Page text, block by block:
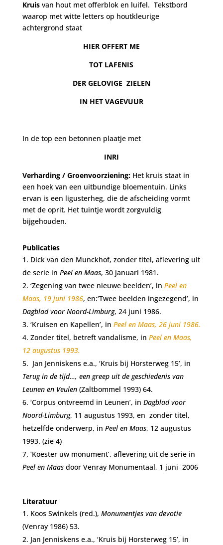
Kruisvan hout met offerblok en luifel. Tekstbord
waarop met witte letters op houtkleurige
achtergrond staat
HIER OFFERT ME
TOT LAFENIS
DER GELOVIGE ZIELEN
IN HET VAGEVUUR
In de top een betonnen plaatje met
INRI
Verharding / Groenvoorziening: Het kruis staat in
een hoek van een uitbundige bloementuin. Links
ervan is een ligusterheg, die de afscheiding vormt
met de oprit. Het tuintje wordt zorgvuldig
bijgehouden.
Publicaties
Dick van den Munckhof, zonder titel, aflevering uit
de serie in Peel en Maas, 30 januari 1981.
‘Zegening van twee nieuwe beelden’, in Peel en
Maas, 19 juni 1986, en:‘Twee beelden ingezegend’, in
Dagblad voor Noord-Limburg, 24 juni 1986.
‘Kruisen en Kapellen’, in Peel en Maas, 26 juni 1986.
Zonder titel, betreft vandalisme, in Peel en Maas,
12 augustus 1993.
Jan Jenniskens e.a., ‘Kruis bij Horsterweg 15’, in
Terug in de tijd…, een greep uit de geschiedenis van
Leunen en Veulen(Zaltbommel 1993) 64.
‘Corpus ontvreemd in Leunen’, in Dagblad voor
Noord-Limburg, 11 augustus 1993, en zonder titel,
hetzelfde onderwerp, in Peel en Maas, 12 augustus
1993. (zie 4)
‘Koester uw monument’, aflevering uit de serie in
Peel en Maasdoor Venray Monumentaal, 1 juni 2006
Literatuur
Koos Swinkels (red.), Monumentjes van devotie
(Venray 1986) 53.
Jan Jenniskens e.a., ‘Kruis bij Horsterweg 15’, in